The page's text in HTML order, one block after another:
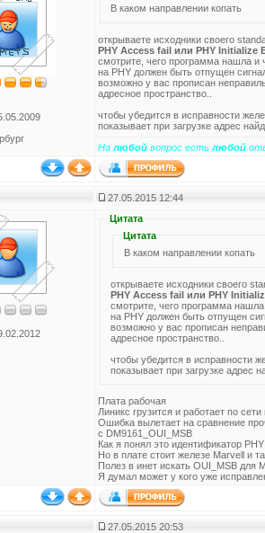
В каком направлении копать
открываете исходники своего
PHY Access fail или PHY Initialize
смотрите, чего программа нашла и
на PHY должен быть отпущен
возможно у вас прописан
адресное пространство..
чтобы убедится в исправности
показывает при загрузке адрес
На любой вопрос есть любой
27.05.2015 12:44
Цитата
Цитата
В каком направлении копать
открываете исходники своего
PHY Access fail или PHY
смотрите, чего программа нашла
на PHY должен быть отпущен
возможно у вас прописан
адресное пространство..
чтобы убедится в исправности
показывает при загрузке адрес
Плата рабочая
Линикс грузится и работает по сети
Ошибка вылетает на сравнение
с DM9161_OUI_MSB
Как я понял это идентификатор
Но в плате стоит железе Marvell и
Полез в инет искать OUI_MSB для
Я думал может у кого уже
27.05.2015 20:53